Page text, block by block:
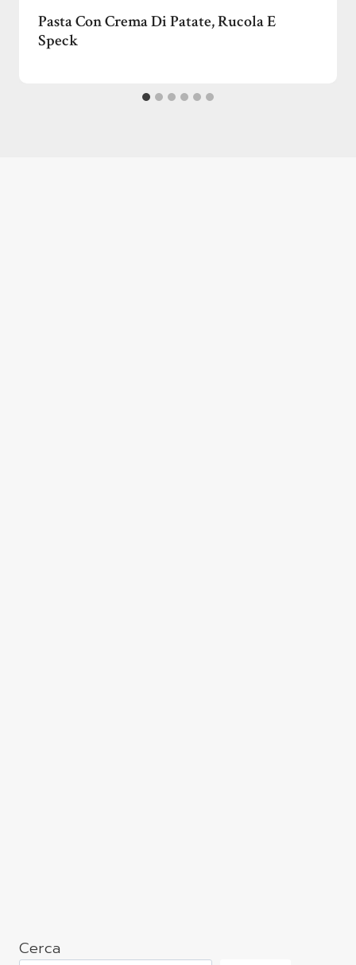
Pasta Con Crema Di Patate, Rucola E
Speck
Cerca